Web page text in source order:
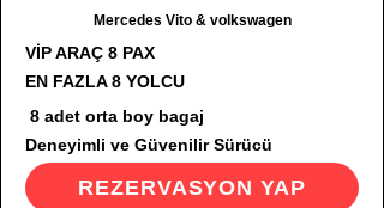
Mercedes Vito & volkswagen
VİP ARAÇ 8 PAX
EN FAZLA 8 YOLCU
8 adet orta boy bagaj
Deneyimli ve Güvenilir Sürücü
REZERVASYON YAP